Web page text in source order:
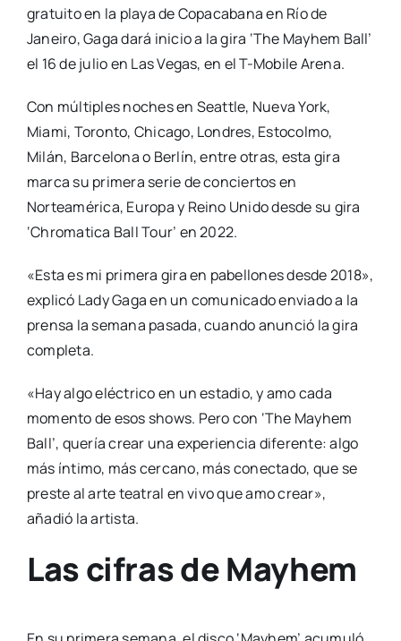
gratuito en la playa de Copacabana en Río de
Janeiro, Gaga dará inicio a la gira ‘The Mayhem Ball’
el 16 de julio en Las Vegas, en el T-Mobile Arena.
Con múltiples noches en Seattle, Nueva York,
Miami, Toronto, Chicago, Londres, Estocolmo,
Milán, Barcelona o Berlín, entre otras, esta gira
marca su primera serie de conciertos en
Norteamérica, Europa y Reino Unido desde su gira
‘Chromatica Ball Tour’ en 2022.
«Esta es mi primera gira en pabellones desde 2018»,
explicó Lady Gaga en un comunicado enviado a la
prensa la semana pasada, cuando anunció la gira
completa.
«Hay algo eléctrico en un estadio, y amo cada
momento de esos shows. Pero con ‘The Mayhem
Ball’, quería crear una experiencia diferente: algo
más íntimo, más cercano, más conectado, que se
preste al arte teatral en vivo que amo crear»,
añadió la artista.
Las cifras de Mayhem